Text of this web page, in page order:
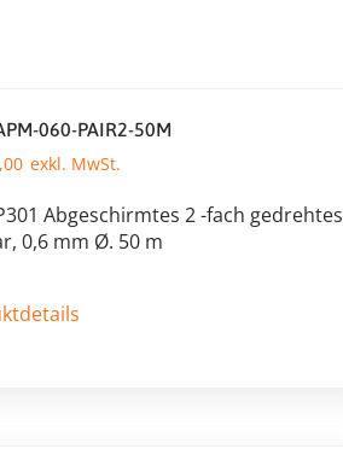
060-PAIR2-50M
Abgeschirmtes 2 -fach gedrehtes
0,6 mm Ø. 50 m